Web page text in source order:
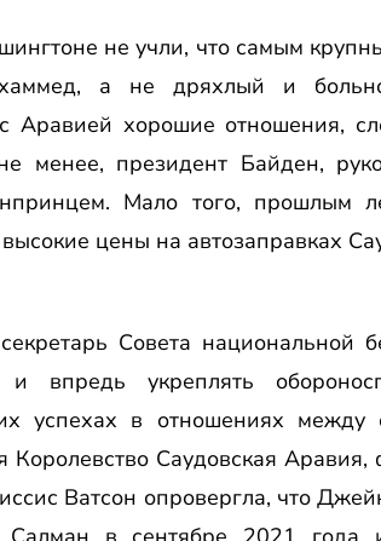
не учли, что самым
а не дряхлый и
Аравией хорошие отношения,
менее, президент Байден,
Мало того, прошлым
цены на автозаправках
Совета национальной
впредь укреплять
успехах в отношениях
Королевство Саудовская
Ватсон опровергла, что